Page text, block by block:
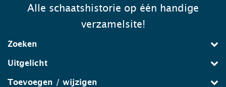
Alle schaatshistorie op één handige
verzamelsite!
Zoeken
Uitgelicht
Toevoegen / wijzigen